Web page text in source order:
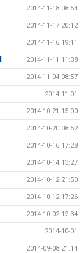
2014-11-18 08:54
2014-11-17 20:12
2014-11-16 19:11
2014-11-11 11:38
2014-11-04 08:57
2014-11-01
2014-10-21 15:00
2014-10-20 08:52
2014-10-16 17:28
2014-10-14 13:27
2014-10-12 21:50
2014-10-12 17:26
2014-10-02 12:34
2014-10-01
2014-09-08 21:14